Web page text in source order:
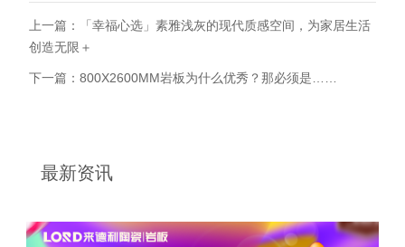
上一篇：「幸福心选」素雅浅灰的现代质感空间，为家居生活
创造无限＋
下一篇：800X2600MM岩板为什么优秀？那必须是……
最新资讯